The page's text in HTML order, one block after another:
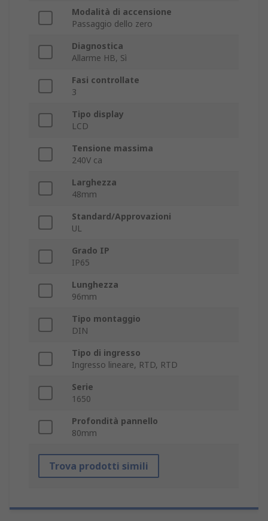
Modalità di accensione
Passaggio dello zero
Diagnostica
Allarme HB, Sì
Fasi controllate
3
Tipo display
LCD
Tensione massima
240V ca
Larghezza
48mm
Standard/Approvazioni
UL
Grado IP
IP65
Lunghezza
96mm
Tipo montaggio
DIN
Tipo di ingresso
Ingresso lineare, RTD, RTD
Serie
1650
Profondità pannello
80mm
Trova prodotti simili